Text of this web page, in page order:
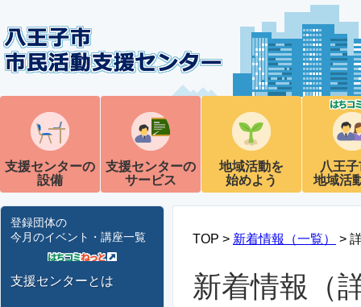
支援センターの
設備
支援センターの
サービス
地域活動を
始めよう
八王
地域活
登録団体の
今月のイベント・講座一覧
支援センターとは
TOP > 新着情報（一覧） >
新着情報（